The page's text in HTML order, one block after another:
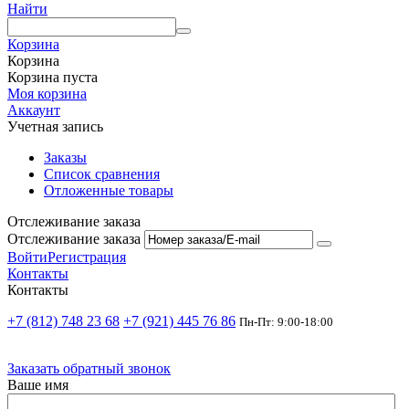
Найти
Корзина
Корзина
Корзина пуста
Моя корзина
Аккаунт
Учетная запись
Заказы
Список сравнения
Отложенные товары
Отслеживание заказа
Отслеживание заказа
ВойтиРегистрация
Контакты
Контакты
+7 (812) 748 23 68 +7 (921) 445 76 86 Пн-Пт: 9:00-18:00
Заказать обратный звонок
Ваше имя